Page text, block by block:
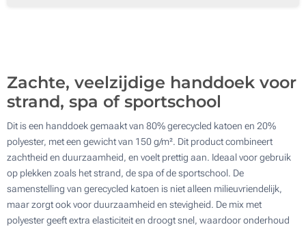
Zachte, veelzijdige handdoek voor
strand, spa of sportschool
Dit is een handdoek gemaakt van 80% gerecycled katoen en 20%
polyester, met een gewicht van 150 g/m². Dit product combineert
zachtheid en duurzaamheid, en voelt prettig aan. Ideaal voor gebruik
op plekken zoals het strand, de spa of de sportschool. De
samenstelling van gerecycled katoen is niet alleen milieuvriendelijk,
maar zorgt ook voor duurzaamheid en stevigheid. De mix met
polyester geeft extra elasticiteit en droogt snel, waardoor onderhoud